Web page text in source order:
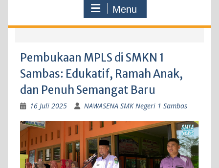
Menu
Pembukaan MPLS di SMKN 1
Sambas: Edukatif, Ramah Anak,
dan Penuh Semangat Baru
16 Juli 2025 NAWASENA SMK Negeri 1 Sambas